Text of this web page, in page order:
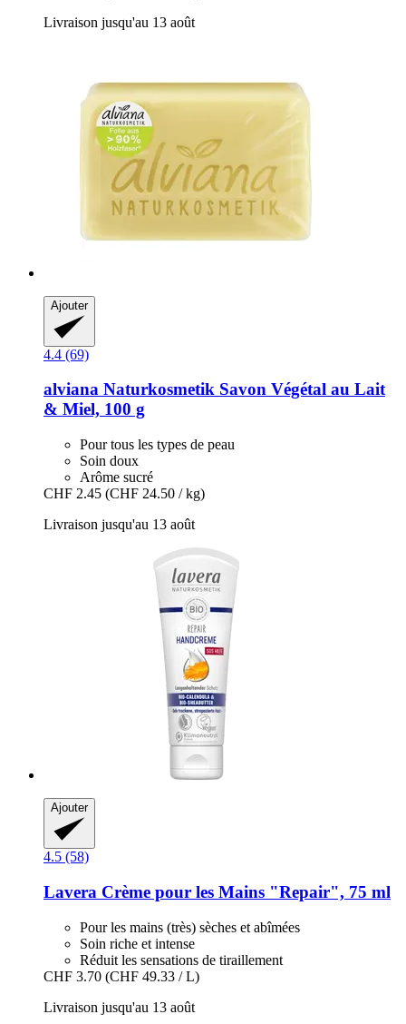
Livraison jusqu'au 13 août
Ajouter
4.4 (69)
alviana Naturkosmetik Savon Végétal au Lait
& Miel, 100 g
Pour tous les types de peau
Soin doux
Arôme sucré
CHF 2.45 (CHF 24.50 / kg)
Livraison jusqu'au 13 août
Ajouter
4.5 (58)
Lavera Crème pour les Mains "Repair", 75 ml
Pour les mains (très) sèches et abîmées
Soin riche et intense
Réduit les sensations de tiraillement
CHF 3.70 (CHF 49.33 / L)
Livraison jusqu'au 13 août